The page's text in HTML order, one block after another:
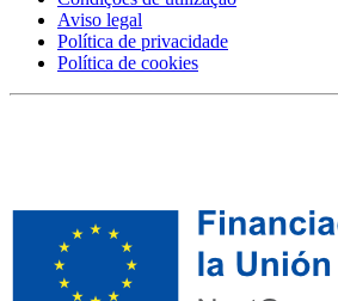
Aviso legal
Política de privacidade
Política de cookies